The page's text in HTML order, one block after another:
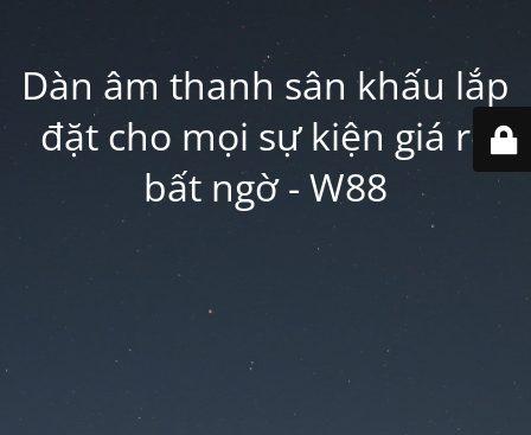
Dàn âm thanh sân khấu lắp
đặt cho mọi sự kiện giá rẻ
bất ngờ - W88